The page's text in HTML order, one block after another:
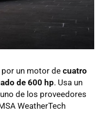
por un motor de cuatro
de 600 hp. Usa un
de los proveedores
WeatherTech